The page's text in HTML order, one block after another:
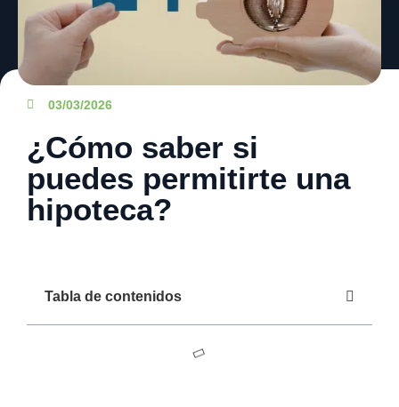
03/03/2026
¿Cómo saber si
puedes permitirte una
hipoteca?
Tabla de contenidos